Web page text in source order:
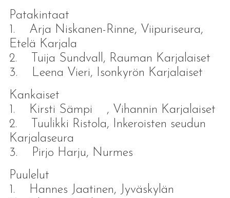
Patakintaat
1. Arja Niskanen-Rinne, Viipuriseura,
Etelä Karjala
2. Tuija Sundvall, Rauman Karjalaiset
3. Leena Vieri, Isonkyrön Karjalaiset
Kankaiset
1. Kirsti Sämpi , Vihannin Karjalaiset
2. Tuulikki Ristola, Inkeroisten seudun
Karjalaseura
3. Pirjo Harju, Nurmes
Puulelut
1. Hannes Jaatinen, Jyväskylän